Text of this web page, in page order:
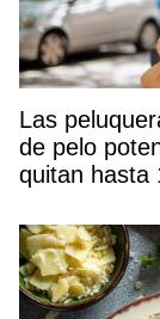
Las
de pelo
quitan hasta